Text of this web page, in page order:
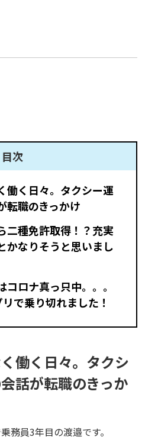
目次
く日々。タクシー運
転職のきっかけ
種免許取得！？充実
かなりそうと思いまし
ロナ真っ只中。。。
で乗り切れました！
働く日々。タクシ
話が転職のきっか
務員3年目の渡邉です。